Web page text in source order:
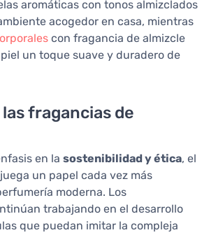
aromáticas con tonos almizclados
acogedor en casa, mientras
con fragancia de almizcle
un toque suave y duradero de
fragancias de
en la sostenibilidad y ética, el
un papel cada vez más
moderna. Los
trabajando en el desarrollo
que puedan imitar la compleja